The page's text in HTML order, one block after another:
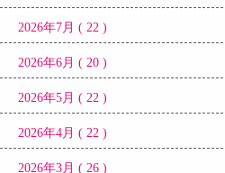
2026年7月 ( 22 )
2026年6月 ( 20 )
2026年5月 ( 22 )
2026年4月 ( 22 )
2026年3月 ( 26 )